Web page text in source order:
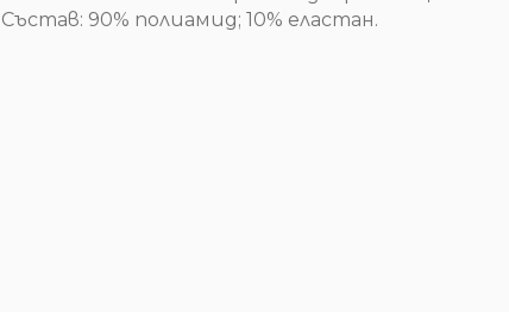
Състав: 90% полиамид; 10% еластан.